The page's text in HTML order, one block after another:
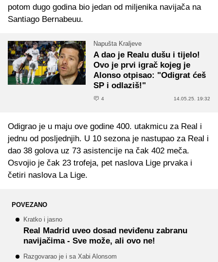
potom dugo godina bio jedan od miljenika navijača na
Santiago Bernabeuu.
Napušta Kraljeve
A dao je Realu dušu i tijelo!
Ovo je prvi igrač kojeg je
Alonso otpisao: "Odigrat ćeš
SP i odlaziš!"
4 14.05.25. 19:32
Odigrao je u maju ove godine 400. utakmicu za Real i
jednu od posljednjih. U 10 sezona je nastupao za Real i
dao 38 golova uz 73 asistencije na čak 402 meča.
Osvojio je čak 23 trofeja, pet naslova Lige prvaka i
četiri naslova La Lige.
POVEZANO
Kratko i jasno
Real Madrid uveo dosad neviđenu zabranu
navijačima - Sve može, ali ovo ne!
Razgovarao je i sa Xabi Alonsom